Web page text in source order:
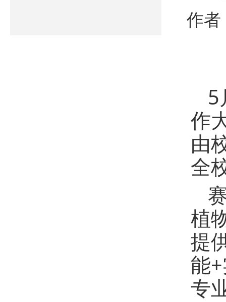
作
5
作
由
全
植
提
能
专